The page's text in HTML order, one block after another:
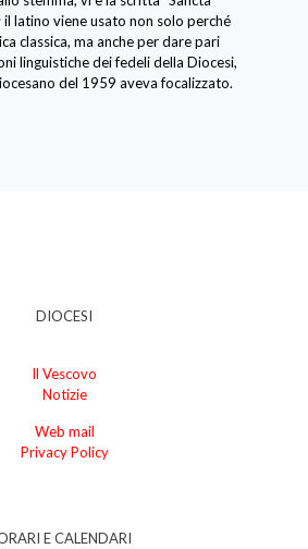
il latino viene usato non solo perché
classica, ma anche per dare pari
linguistiche dei fedeli della Diocesi,
del 1959 aveva focalizzato.
DIOCESI
Il Vescovo
Notizie
Web mail
Privacy Policy
E CALENDARI